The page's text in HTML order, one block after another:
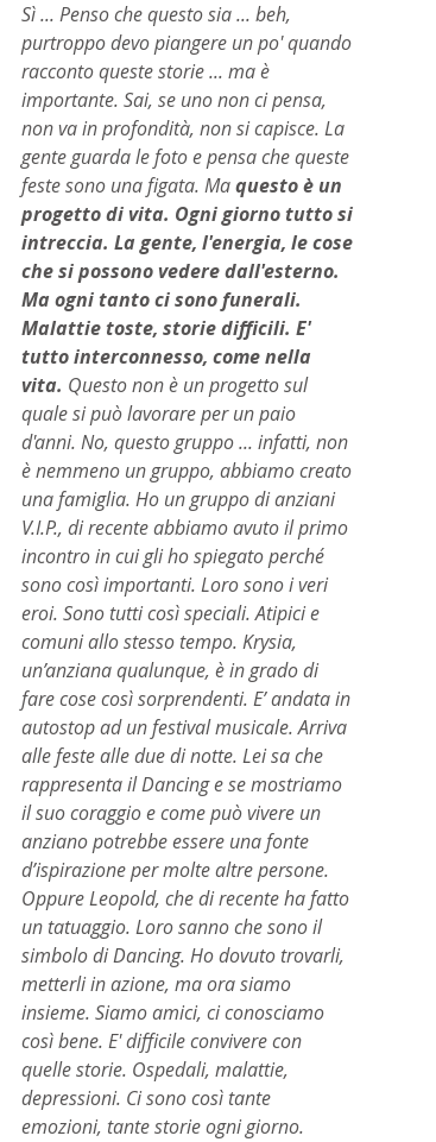
Sì ... Penso che questo sia ... beh,
purtroppo devo piangere un po' quando
racconto queste storie ... ma è
importante. Sai, se uno non ci pensa,
non va in profondità, non si capisce. La
gente guarda le foto e pensa che queste
feste sono una figata. Ma questo è un
progetto di vita. Ogni giorno tutto si
intreccia. La gente, l'energia, le cose
che si possono vedere dall'esterno.
Ma ogni tanto ci sono funerali.
Malattie toste, storie difficili. E'
tutto interconnesso, come nella
vita. Questo non è un progetto sul
quale si può lavorare per un paio
d'anni. No, questo gruppo ... infatti, non
è nemmeno un gruppo, abbiamo creato
una famiglia. Ho un gruppo di anziani
V.I.P., di recente abbiamo avuto il primo
incontro in cui gli ho spiegato perché
sono così importanti. Loro sono i veri
eroi. Sono tutti così speciali. Atipici e
comuni allo stesso tempo. Krysia,
un’anziana qualunque, è in grado di
fare cose così sorprendenti. E’ andata in
autostop ad un festival musicale. Arriva
alle feste alle due di notte. Lei sa che
rappresenta il Dancing e se mostriamo
il suo coraggio e come può vivere un
anziano potrebbe essere una fonte
d’ispirazione per molte altre persone.
Oppure Leopold, che di recente ha fatto
un tatuaggio. Loro sanno che sono il
simbolo di Dancing. Ho dovuto trovarli,
metterli in azione, ma ora siamo
insieme. Siamo amici, ci conosciamo
così bene. E' difficile convivere con
quelle storie. Ospedali, malattie,
depressioni. Ci sono così tante
emozioni, tante storie ogni giorno.